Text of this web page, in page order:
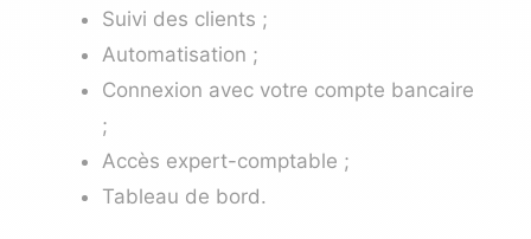
Suivi des clients ;
Automatisation ;
Connexion avec votre compte bancaire
;
Accès expert-comptable ;
Tableau de bord.